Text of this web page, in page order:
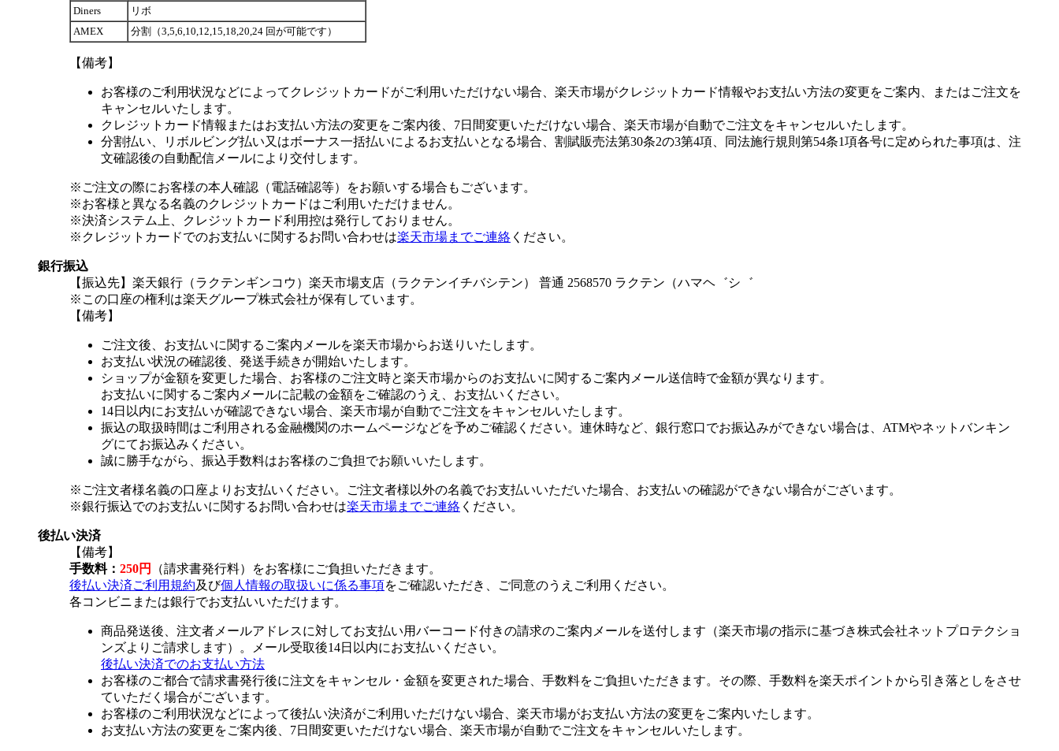
Diners
リボ
AMEX
分割（3,5,6,10,12,15,18,20,24 回が可能です）
【備考】
お客様のご利用状況などによってクレジットカードがご利用いただけない場合、楽天市場がクレジットカード情報やお支払い方法の変更をご案内、またはご注文を
キャンセルいたします。
クレジットカード情報またはお支払い方法の変更をご案内後、7日間変更いただけない場合、楽天市場が自動でご注文をキャンセルいたします。
分割払い、リボルビング払い又はボーナス一括払いによるお支払いとなる場合、割賦販売法第30条2の3第4項、同法施行規則第54条1項各号に定められた事項は、注
文確認後の自動配信メールにより交付します。
※ご注文の際にお客様の本人確認（電話確認等）をお願いする場合もございます。
※お客様と異なる名義のクレジットカードはご利用いただけません。
※決済システム上、クレジットカード利用控は発行しておりません。
※クレジットカードでのお支払いに関するお問い合わせは楽天市場までご連絡 ください。
銀行振込
【振込先】楽天銀行（ラクテンギンコウ）楽天市場支店（ラクテンイチバシテン） 普通 2568570 ラクテン（ハマヘ゛シ゛
※この口座の権利は楽天グループ株式会社が保有しています。
【備考】
ご注文後、お支払いに関するご案内メールを楽天市場からお送りいたします。
お支払い状況の確認後、発送手続きが開始いたします。
ショップが金額を変更した場合、お客様のご注文時と楽天市場からのお支払いに関するご案内メール送信時で金額が異なります。
お支払いに関するご案内メールに記載の金額をご確認のうえ、お支払いください。
14日以内にお支払いが確認できない場合、楽天市場が自動でご注文をキャンセルいたします。
振込の取扱時間はご利用される金融機関のホームページなどを予めご確認ください。連休時など、銀行窓口でお振込みができない場合は、ATMやネットバンキン
グにてお振込みください。
誠に勝手ながら、振込手数料はお客様のご負担でお願いいたします。
※ご注文者様名義の口座よりお支払いください。ご注文者様以外の名義でお支払いいただいた場合、お支払いの確認ができない場合がございます。
※銀行振込でのお支払いに関するお問い合わせは楽天市場までご連絡 ください。
後払い決済
【備考】
手数料： 250円
（請求書発行料）をお客様にご負担いただきます。
後払い決済ご利用規約及び個人情報の取扱いに係る事項をご確認いただき、ご同意のうえご利用ください。
各コンビニまたは銀行でお支払いいただけます。
商品発送後、注文者メールアドレスに対してお支払い用バーコード付きの請求のご案内メールを送付します（楽天市場の指示に基づき株式会社ネットプロテクショ
ンズよりご請求します）。メール受取後14日以内にお支払いください。
後払い決済でのお支払い方法
お客様のご都合で請求書発行後に注文をキャンセル・金額を変更された場合、手数料をご負担いただきます。その際、手数料を楽天ポイントから引き落としをさせ
ていただく場合がございます。
お客様のご利用状況などによって後払い決済がご利用いただけない場合、楽天市場がお支払い方法の変更をご案内いたします。
お支払い方法の変更をご案内後、7日間変更いただけない場合、楽天市場が自動でご注文をキャンセルいたします。